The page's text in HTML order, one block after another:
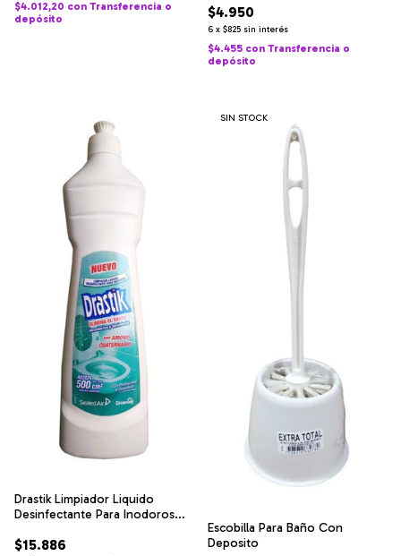
$4.012,20 con Transferencia o
depósito
$4.950
6 x $825 sin interés
$4.455 con Transferencia o
depósito
Drastik Limpiador Liquido
Desinfectante Para Inodoros
$15.886
SIN STOCK
Escobilla Para Baño Con
Deposito